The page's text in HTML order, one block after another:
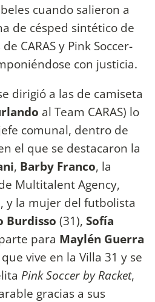
cuando salieron a
de césped sintético de
CARAS y Pink Soccer-
con justicia.
dirigió a las de camiseta
al Team CARAS) lo
comunal, dentro de
el que se destacaron la
, Barby Franco, la
Multitalent Agency,
, y la mujer del futbolista
Burdisso (31), Sofía
para Maylén Guerra
vive en la Villa 31 y se
Pink Soccer by Racket,
gracias a sus